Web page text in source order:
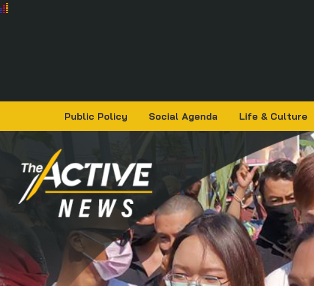
Public Policy Social Agenda Life & Culture